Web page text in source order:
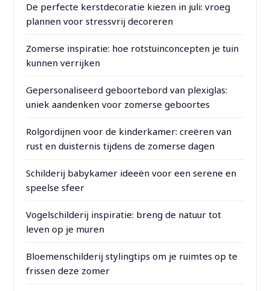
De perfecte kerstdecoratie kiezen in juli: vroeg
plannen voor stressvrij decoreren
Zomerse inspiratie: hoe rotstuinconcepten je tuin
kunnen verrijken
Gepersonaliseerd geboortebord van plexiglas:
uniek aandenken voor zomerse geboortes
Rolgordijnen voor de kinderkamer: creëren van
rust en duisternis tijdens de zomerse dagen
Schilderij babykamer ideeën voor een serene en
speelse sfeer
Vogelschilderij inspiratie: breng de natuur tot
leven op je muren
Bloemenschilderij stylingtips om je ruimtes op te
frissen deze zomer